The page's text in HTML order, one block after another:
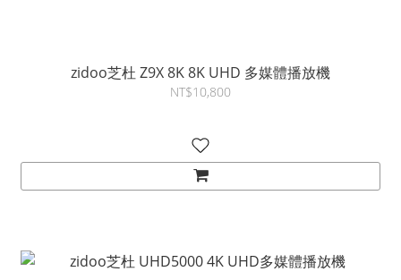
zidoo芝杜 Z9X 8K 8K UHD 多媒體播放機
NT$10,800